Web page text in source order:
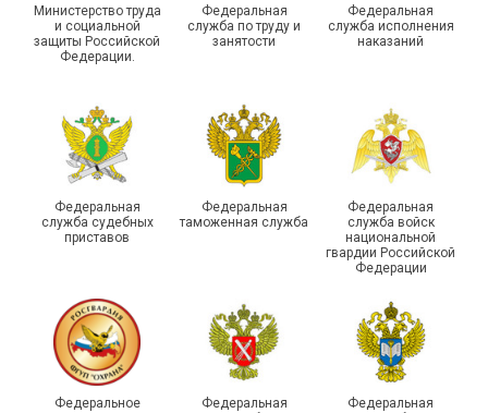
Храбрым детям – добрые
подарки
Адыгейской организации
Профсоюза подвел итоги
работы и наметил новые
векторы развития
Члены Новосибирской
организации Профсоюза
приняли участие в
Выпускники школы
Министерство труда
и социальной
защиты Российской
Федерации.
Федеральная
служба по труду и
занятости
Федеральная
служба исполнения
наказаний
Федеральная
служба судебных
приставов
Федеральная
таможенная служба
Федеральная
служба войск
национальной
гвардии Российской
Федерации
Федеральное
Федеральная
Федеральная